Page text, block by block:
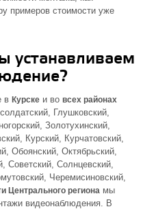
примеров стоимости уже
устанавливаем
в Курске и во всех районах
Глушковский,
Золотухинский,
Курский, Курчатовский,
Обоянский, Октябрьский,
Советский, Солнцевский,
Черемисиновский,
Центрального региона мы
видеонаблюдения. В